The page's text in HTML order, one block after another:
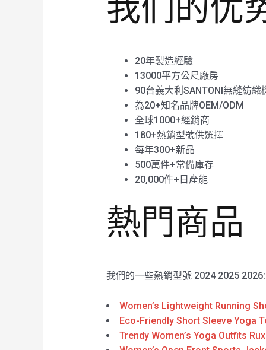
20年製造經驗
13000平方公尺廠房
90台義大利SANTONI無縫紡織
為20+知名品牌OEM/ODM
全球1000+經銷商
180+熱銷型號供選擇
每年300+新品
500萬件+常備庫存
20,000件+日產能
熱門商品
我們的一些熱銷型號 2024 2025
Women’s Lightweight Running
Eco-Friendly Short Sleeve Yoga
Trendy Women’s Yoga Outfits